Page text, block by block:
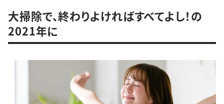
大掃除で、終わりよければすべてよし！の
2021年に